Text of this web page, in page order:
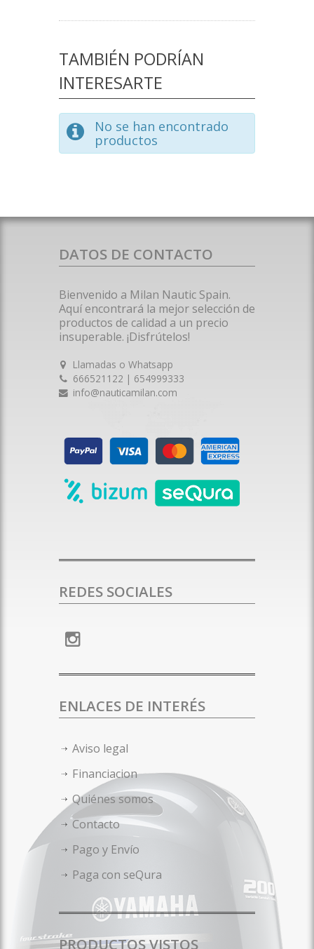
TAMBIÉN PODRÍAN
INTERESARTE
No se han encontrado
productos
DATOS DE CONTACTO
Bienvenido a Milan Nautic Spain.
Aquí encontrará la mejor selección de
productos de calidad a un precio
insuperable. ¡Disfrútelos!
Llamadas o Whatsapp
666521122 | 654999333
info@nauticamilan.com
REDES SOCIALES
ENLACES DE INTERÉS
Aviso legal
Financiacion
Quiénes somos
Contacto
Pago y Envío
Paga con seQura
PRODUCTOS VISTOS